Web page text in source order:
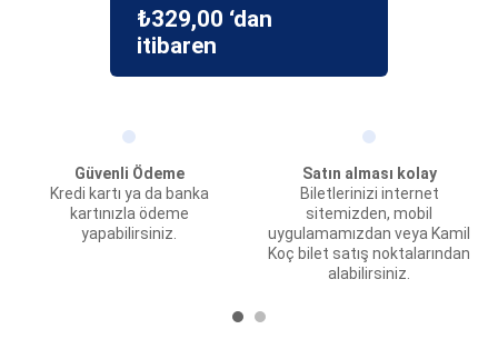
₺329,00 ‘dan
itibaren
Güvenli Ödeme
Kredi kartı ya da banka
kartınızla ödeme
yapabilirsiniz.
Satın alması kolay
Biletlerinizi internet
sitemizden, mobil
uygulamamızdan veya Kamil
Koç bilet satış noktalarından
alabilirsiniz.